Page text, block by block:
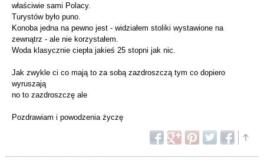
właściwie sami Polacy.
Turystów było puno.
Konoba jedna na pewno jest - widziałem stoliki wystawione na
zewnątrz - ale nie korzystałem.
Woda klasycznie ciepła jakieś 25 stopni jak nic.
Jak zwykle ci co mają to za sobą zazdroszczą tym co dopiero
wyruszają
no to zazdroszczę ale
Pozdrawiam i powodzenia życzę